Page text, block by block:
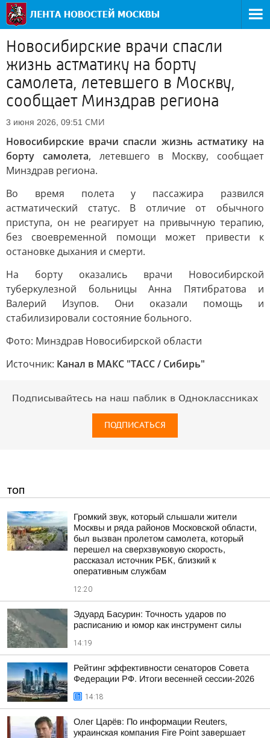
Новосибирские врачи спасли
жизнь астматику на борту
самолета, летевшего в Москву,
сообщает Минздрав региона
3 июня 2026, 09:51 СМИ
Новосибирские врачи спасли жизнь астматику на
борту самолета, летевшего в Москву, сообщает
Минздрав региона.
Во время полета у пассажира развился
астматический статус. В отличие от обычного
приступа, он не реагирует на привычную терапию,
без своевременной помощи может привести к
остановке дыхания и смерти.
На борту оказались врачи Новосибирской
туберкулезной больницы Анна Пятибратова и
Валерий Изупов. Они оказали помощь и
стабилизировали состояние больного.
Фото: Минздрав Новосибирской области
Источник: Канал в МАКС "ТАСС / Сибирь"
Подписывайтесь на наш паблик в Одноклассниках
ПОДПИСАТЬСЯ
ТОП
Громкий звук, который слышали жители
Москвы и ряда районов Московской области,
был вызван пролетом самолета, который
перешел на сверхзвуковую скорость,
рассказал источник РБК, близкий к
оперативным службам
12:20
Эдуард Басурин: Точность ударов по
расписанию и юмор как инструмент силы
14:19
Рейтинг эффективности сенаторов Совета
Федерации РФ. Итоги весенней сессии-2026
14:18
Олег Царёв: По информации Reuters,
украинская компания Fire Point завершает